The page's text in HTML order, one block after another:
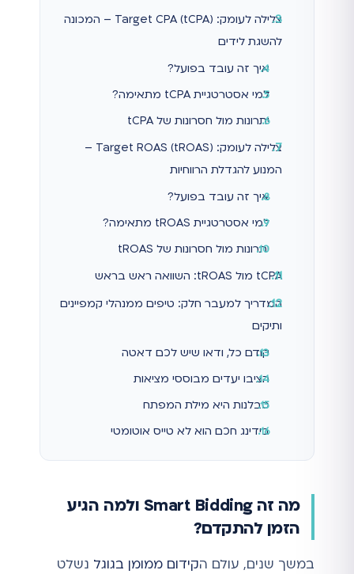
צלילה לעומק: Target CPA (tCPA) – המכונה
להשגת לידים
איך זה עובד בפועל?
למי אסטרטגיית tCPA מתאימה?
יתרונות מול חסרונות של tCPA
צלילה לעומק: Target ROAS (tROAS) –
המנוע להגדלת הרווחיות
איך זה עובד בפועל?
למי אסטרטגיית tROAS מתאימה?
יתרונות מול חסרונות של tROAS
tCPA מול tROAS: השוואה ראש בראש
המדריך למעבר חלק: טיפים ממנהלי קמפיינים
ותיקים
קודם כל, ודאו שיש לכם דאטה
הציבו יעדים מבוססי מציאות
סבלנות היא מילת המפתח
בידינג חכם הוא לא טייס אוטומטי
מה זה Smart Bidding ולמה הגיע
הזמן להתקדם?
במשך שנים, עולם הקידום ממומן בגוגל נשלט